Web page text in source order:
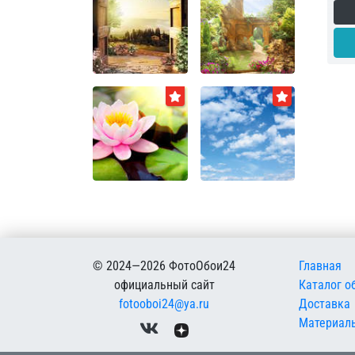
© 2024—2026 ФотоОбои24
официальный сайт
fotooboi24@ya.ru
Меню
Главная
Каталог
Доставка